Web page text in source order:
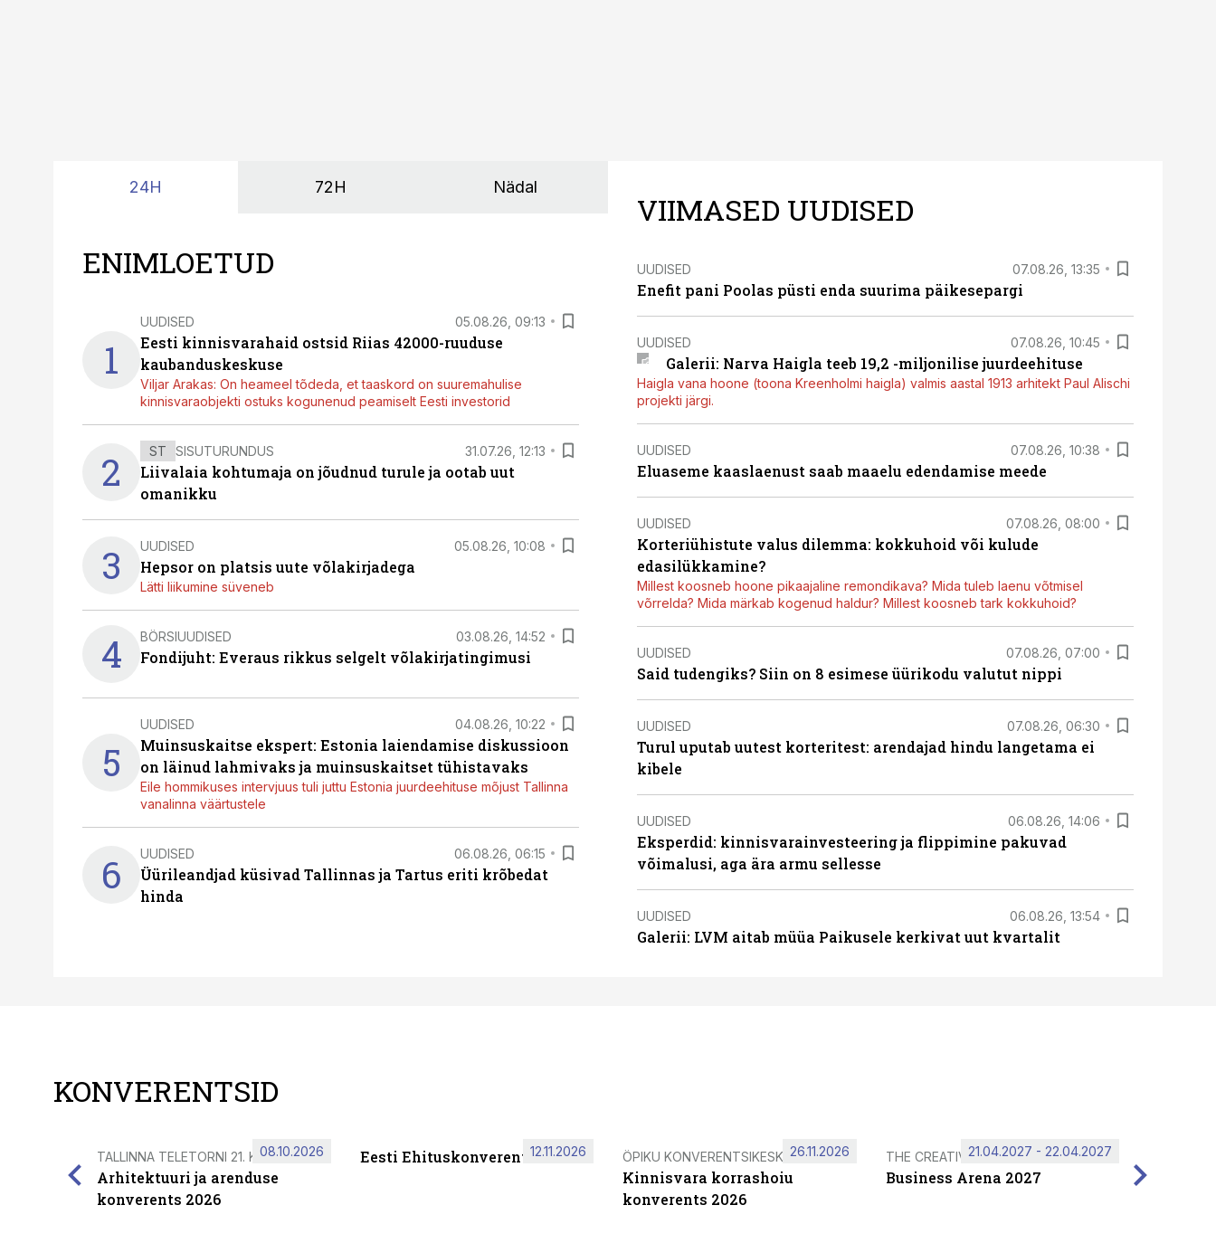
24H 72H Nädal
ENIMLOETUD
1
UUDISED 05.08.26, 09:13
Eesti kinnisvarahaid ostsid Riias 42000-ruuduse
kaubanduskeskuse
Viljar Arakas: On heameel tõdeda, et taaskord on suuremahulise
kinnisvaraobjekti ostuks kogunenud peamiselt Eesti investorid
2 ST SISUTURUNDUS 31.07.26, 12:13
Liivalaia kohtumaja on jõudnud turule ja ootab uut
omanikku
3 UUDISED 05.08.26, 10:08
Hepsor on platsis uute võlakirjadega
Lätti liikumine süveneb
4 BÖRSIUUDISED 03.08.26, 14:52
Fondijuht: Everaus rikkus selgelt võlakirjatingimusi
5
UUDISED 04.08.26, 10:22
Muinsuskaitse ekspert: Estonia laiendamise diskussioon
on läinud lahmivaks ja muinsuskaitset tühistavaks
Eile hommikuses intervjuus tuli juttu Estonia juurdeehituse mõjust Tallinna
vanalinna väärtustele
6 UUDISED 06.08.26, 06:15
Üürileandjad küsivad Tallinnas ja Tartus eriti krõbedat
hinda
VIIMASED UUDISED
UUDISED 07.08.26, 13:35
Enefit pani Poolas püsti enda suurima päikesepargi
UUDISED 07.08.26, 10:45
Galerii: Narva Haigla teeb 19,2 -miljonilise juurdeehituse
Haigla vana hoone (toona Kreenholmi haigla) valmis aastal 1913 arhitekt Paul Alischi
projekti järgi.
UUDISED 07.08.26, 10:38
Eluaseme kaaslaenust saab maaelu edendamise meede
UUDISED 07.08.26, 08:00
Korteriühistute valus dilemma: kokkuhoid või kulude
edasilükkamine?
Millest koosneb hoone pikaajaline remondikava? Mida tuleb laenu võtmisel
võrrelda? Mida märkab kogenud haldur? Millest koosneb tark kokkuhoid?
UUDISED 07.08.26, 07:00
Said tudengiks? Siin on 8 esimese üürikodu valutut nippi
UUDISED 07.08.26, 06:30
Turul uputab uutest korteritest: arendajad hindu langetama ei
kibele
UUDISED 06.08.26, 14:06
Eksperdid: kinnisvarainvesteering ja flippimine pakuvad
võimalusi, aga ära armu sellesse
UUDISED 06.08.26, 13:54
Galerii: LVM aitab müüa Paikusele kerkivat uut kvartalit
KONVERENTSID
TALLINNA TELETORNI 21. KORRUSEL
Arhitektuuri ja arenduse
konverents 2026
08.10.2026 Eesti Ehituskonverents 2026
12.11.2026 ÖPIKU KONVERENTSIKESKUS
Kinnisvara korrashoiu
konverents 2026
26.11.2026 THE CREATIVE HUB
Business Arena 2027
21.04.2027 - 22.04.2027